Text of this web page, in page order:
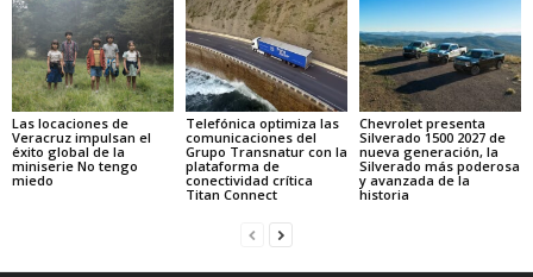
Las locaciones de
Veracruz impulsan el
éxito global de la
miniserie No tengo
miedo
Telefónica optimiza las
comunicaciones del
Grupo Transnatur con la
plataforma de
conectividad crítica
Titan Connect
Chevrolet presenta
Silverado 1500 2027 de
nueva generación, la
Silverado más poderosa
y avanzada de la
historia